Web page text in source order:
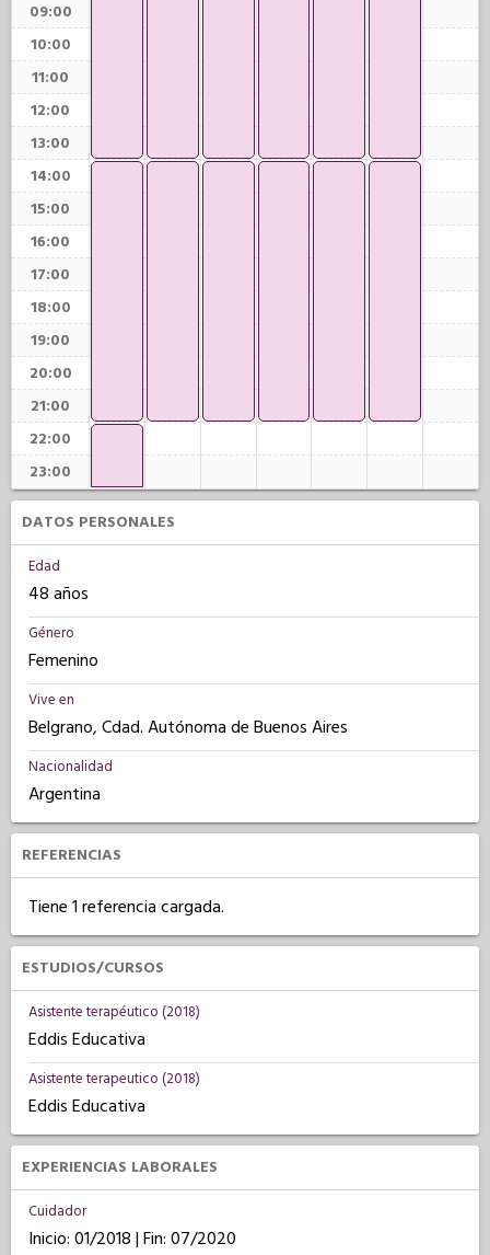
09:00
10:00
11:00
12:00
13:00
14:00
15:00
16:00
17:00
18:00
19:00
20:00
21:00
22:00
23:00
DATOS PERSONALES
Edad
48 años
Género
Femenino
Vive en
Belgrano, Cdad. Autónoma de Buenos Aires
Nacionalidad
Argentina
REFERENCIAS
Tiene 1 referencia cargada.
ESTUDIOS/CURSOS
Asistente terapéutico (2018)
Eddis Educativa
Asistente terapeutico (2018)
Eddis Educativa
EXPERIENCIAS LABORALES
Cuidador
Inicio: 01/2018 | Fin: 07/2020